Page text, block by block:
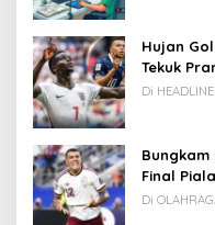
Hujan
Tekuk
Di HEADLINE
Bungkam
Final
Di